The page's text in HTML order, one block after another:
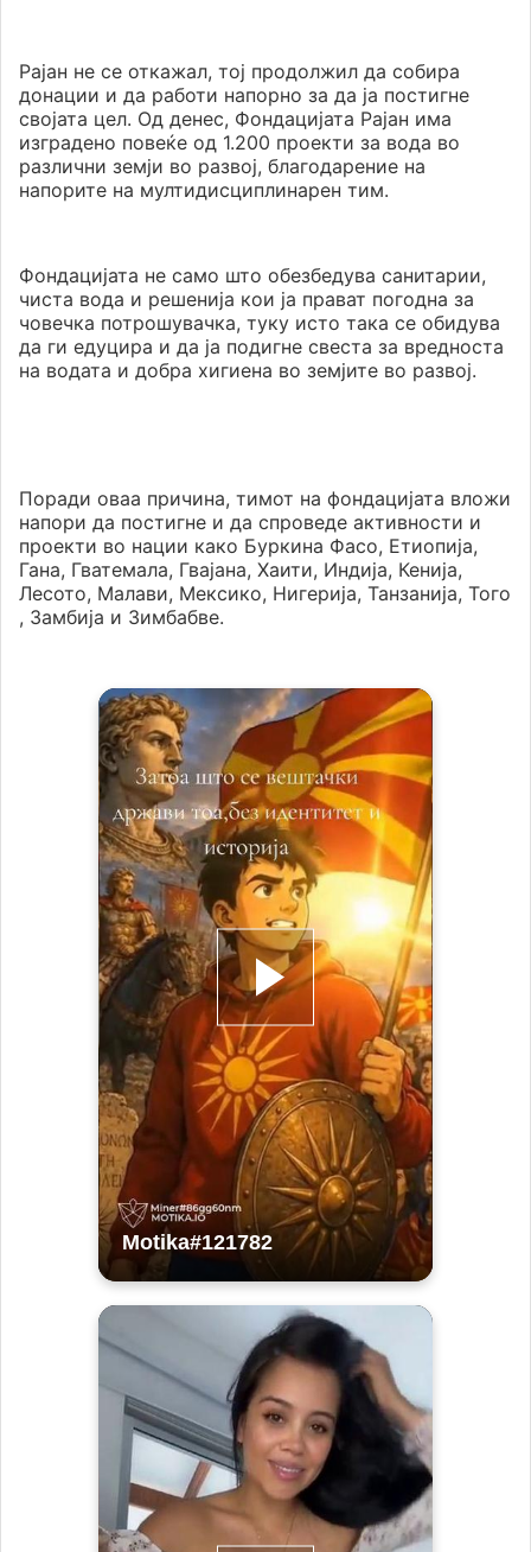
Рајан не се откажал, тој продолжил да собира
донации и да работи напорно за да ја постигне
својата цел. Од денес, Фондацијата Рајан има
изградено повеќе од 1.200 проекти за вода во
различни земји во развој, благодарение на
напорите на мултидисциплинарен тим.
Фондацијата не само што обезбедува санитарии,
чиста вода и решенија кои ја прават погодна за
човечка потрошувачка, туку исто така се обидува
да ги едуцира и да ја подигне свеста за вредноста
на водата и добра хигиена во земјите во развој.
Поради оваа причина, тимот на фондацијата вложи
напори да постигне и да спроведе активности и
проекти во нации како Буркина Фасо, Етиопија,
Гана, Гватемала, Гвајана, Хаити, Индија, Кенија,
Лесото, Малави, Мексико, Нигерија, Танзанија, Того
, Замбија и Зимбабве.